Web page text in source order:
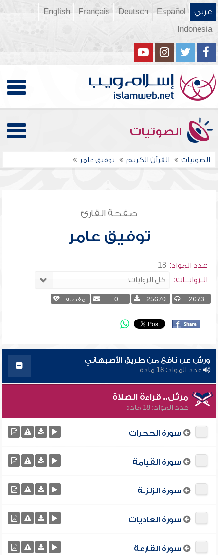
عربي Español
Deutsch
Français
English
Indonesia
الصوتيات
الصوتيات القرآن الكريم توفيق عامر
صفحة القارئ
توفيق عامر
عدد المواد: 18
الــروايـــات:
2673
25670
0 مفضلة
ورش عن نافع من طريق الأصبهاني
عدد المواد: 18 مادة
مرتّل.. قراءة الصلاة
عدد المواد: 18 مادة
سورة الحجرات
سورة القيامة
سورة الزلزلة
سورة العاديات
سورة القارعة